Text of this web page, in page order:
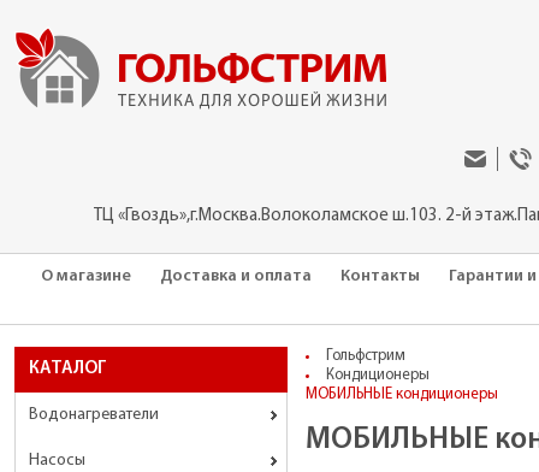
ТЦ «Гвоздь»,г.Москва.Волоколамское ш.103. 2-й
О магазине Доставка и оплата Контакты Гарантии
КАТАЛОГ
Водонагреватели
Насосы
Гольфстрим
Кондиционеры
МОБИЛЬНЫЕ кондиционеры
МОБИЛЬНЫЕ